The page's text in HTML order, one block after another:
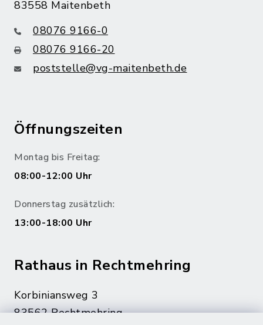
83558 Maitenbeth
08076 9166-0
08076 9166-20
poststelle@vg-maitenbeth.de
Öffnungszeiten
Montag bis Freitag:
08:00-12:00 Uhr
Donnerstag zusätzlich:
13:00-18:00 Uhr
Rathaus in Rechtmehring
Korbiniansweg 3
83562 Rechtmehring